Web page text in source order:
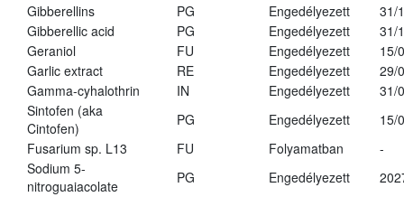
Gibberellins
PG Engedélyezett
31/
Gibberellic acid
PG Engedélyezett
31/
Geraniol
FU Engedélyezett
15/
Garlic extract
RE Engedélyezett
29/
Gamma-cyhalothrin
IN Engedélyezett
31/
Sintofen (aka
Cintofen)
PG Engedélyezett
15/
Fusarium sp. L13
FU Folyamatban
-
Sodium 5-
nitroguaiacolate
PG Engedélyezett